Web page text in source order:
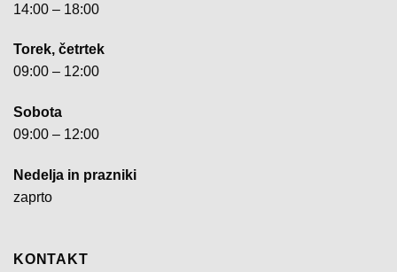
14:00 – 18:00
Torek, četrtek
09:00 – 12:00
Sobota
09:00 – 12:00
Nedelja in prazniki
zaprto
KONTAKT